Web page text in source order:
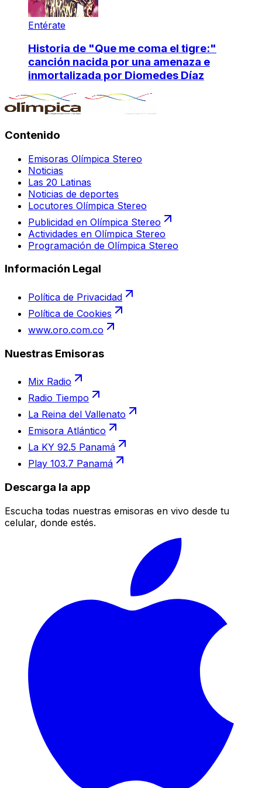
Entérate
Historia de "Que me coma el tigre:"
canción nacida por una amenaza e
inmortalizada por Diomedes Díaz
Contenido
Emisoras Olímpica Stereo
Noticias
Las 20 Latinas
Noticias de deportes
Locutores Olímpica Stereo
Publicidad en Olímpica Stereo
Actividades en Olímpica Stereo
Programación de Olímpica Stereo
Información Legal
Política de Privacidad
Política de Cookies
www.oro.com.co
Nuestras Emisoras
Mix Radio
Radio Tiempo
La Reina del Vallenato
Emisora Atlántico
La KY 92.5 Panamá
Play 103.7 Panamá
Descarga la app
Escucha todas nuestras emisoras en vivo desde tu
celular, donde estés.